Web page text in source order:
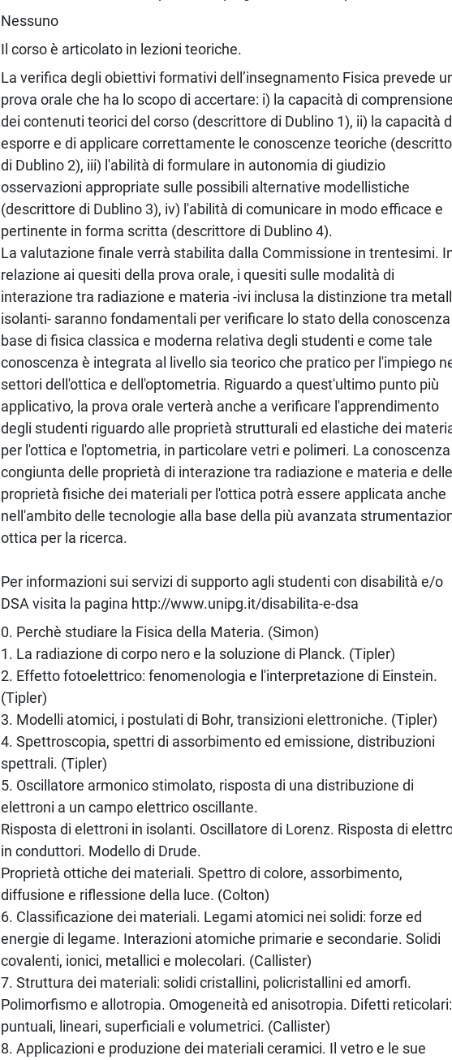
Nessuno
Il corso è articolato in lezioni teoriche.
La verifica degli obiettivi formativi dell’insegnamento Fisica prevede
prova orale che ha lo scopo di accertare: i) la capacità di comprensione
dei contenuti teorici del corso (descrittore di Dublino 1), ii) la capacità
esporre e di applicare correttamente le conoscenze teoriche
di Dublino 2), iii) l'abilità di formulare in autonomia di giudizio
osservazioni appropriate sulle possibili alternative modellistiche
(descrittore di Dublino 3), iv) l'abilità di comunicare in modo efficace e
pertinente in forma scritta (descrittore di Dublino 4).
La valutazione finale verrà stabilita dalla Commissione in trentesimi.
relazione ai quesiti della prova orale, i quesiti sulle modalità di
interazione tra radiazione e materia -ivi inclusa la distinzione tra
isolanti- saranno fondamentali per verificare lo stato della conoscenza
base di fisica classica e moderna relativa degli studenti e come tale
conoscenza è integrata al livello sia teorico che pratico per l'impiego
settori dell'ottica e dell'optometria. Riguardo a quest'ultimo punto più
applicativo, la prova orale verterà anche a verificare l'apprendimento
degli studenti riguardo alle proprietà strutturali ed elastiche dei
per l'ottica e l'optometria, in particolare vetri e polimeri. La conoscenza
congiunta delle proprietà di interazione tra radiazione e materia e delle
proprietà fisiche dei materiali per l'ottica potrà essere applicata anche
nell'ambito delle tecnologie alla base della più avanzata
ottica per la ricerca.
Per informazioni sui servizi di supporto agli studenti con disabilità e/o
DSA visita la pagina http://www.unipg.it/disabilita-e-dsa
0. Perchè studiare la Fisica della Materia. (Simon)
1. La radiazione di corpo nero e la soluzione di Planck. (Tipler)
2. Effetto fotoelettrico: fenomenologia e l'interpretazione di Einstein.
(Tipler)
3. Modelli atomici, i postulati di Bohr, transizioni elettroniche. (Tipler)
4. Spettroscopia, spettri di assorbimento ed emissione, distribuzioni
spettrali. (Tipler)
5. Oscillatore armonico stimolato, risposta di una distribuzione di
elettroni a un campo elettrico oscillante.
Risposta di elettroni in isolanti. Oscillatore di Lorenz. Risposta di
in conduttori. Modello di Drude.
Proprietà ottiche dei materiali. Spettro di colore, assorbimento,
diffusione e riflessione della luce. (Colton)
6. Classificazione dei materiali. Legami atomici nei solidi: forze ed
energie di legame. Interazioni atomiche primarie e secondarie. Solidi
covalenti, ionici, metallici e molecolari. (Callister)
7. Struttura dei materiali: solidi cristallini, policristallini ed amorfi.
Polimorfismo e allotropia. Omogeneità ed anisotropia. Difetti reticolari:
puntuali, lineari, superficiali e volumetrici. (Callister)
8. Applicazioni e produzione dei materiali ceramici. Il vetro e le sue